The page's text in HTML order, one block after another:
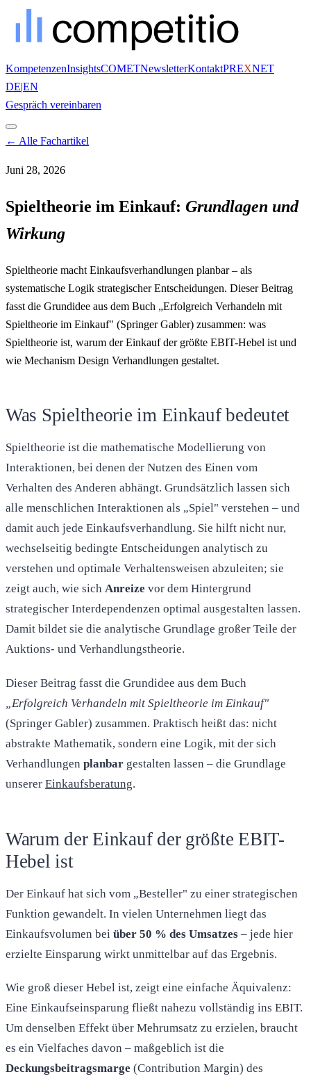
KompetenzenInsightsCOMETNewsletterKontaktPREXNET
DE|EN
Gespräch vereinbaren
← Alle Fachartikel
Juni 28, 2026
Spieltheorie im Einkauf: Grundlagen und
Wirkung
Spieltheorie macht Einkaufsverhandlungen planbar – als
systematische Logik strategischer Entscheidungen. Dieser Beitrag
fasst die Grundidee aus dem Buch „Erfolgreich Verhandeln mit
Spieltheorie im Einkauf" (Springer Gabler) zusammen: was
Spieltheorie ist, warum der Einkauf der größte EBIT-Hebel ist und
wie Mechanism Design Verhandlungen gestaltet.
Was Spieltheorie im Einkauf bedeutet
Spieltheorie ist die mathematische Modellierung von
Interaktionen, bei denen der Nutzen des Einen vom
Verhalten des Anderen abhängt. Grundsätzlich lassen sich
alle menschlichen Interaktionen als „Spiel" verstehen – und
damit auch jede Einkaufsverhandlung. Sie hilft nicht nur,
wechselseitig bedingte Entscheidungen analytisch zu
verstehen und optimale Verhaltensweisen abzuleiten; sie
zeigt auch, wie sich Anreize vor dem Hintergrund
strategischer Interdependenzen optimal ausgestalten lassen.
Damit bildet sie die analytische Grundlage großer Teile der
Auktions- und Verhandlungstheorie.
Dieser Beitrag fasst die Grundidee aus dem Buch
„Erfolgreich Verhandeln mit Spieltheorie im Einkauf"
(Springer Gabler) zusammen. Praktisch heißt das: nicht
abstrakte Mathematik, sondern eine Logik, mit der sich
Verhandlungen planbar gestalten lassen – die Grundlage
unserer Einkaufsberatung.
Warum der Einkauf der größte EBIT-
Hebel ist
Der Einkauf hat sich vom „Besteller" zu einer strategischen
Funktion gewandelt. In vielen Unternehmen liegt das
Einkaufsvolumen bei über 50 % des Umsatzes – jede hier
erzielte Einsparung wirkt unmittelbar auf das Ergebnis.
Wie groß dieser Hebel ist, zeigt eine einfache Äquivalenz:
Eine Einkaufseinsparung fließt nahezu vollständig ins EBIT.
Um denselben Effekt über Mehrumsatz zu erzielen, braucht
es ein Vielfaches davon – maßgeblich ist die
Deckungsbeitragsmarge (Contribution Margin) des